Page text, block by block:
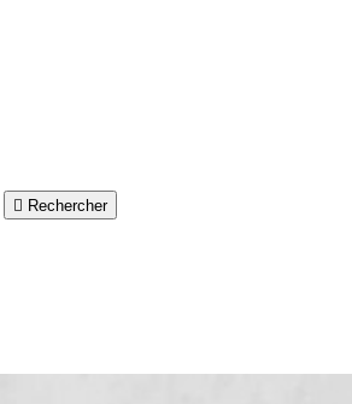
 Rechercher